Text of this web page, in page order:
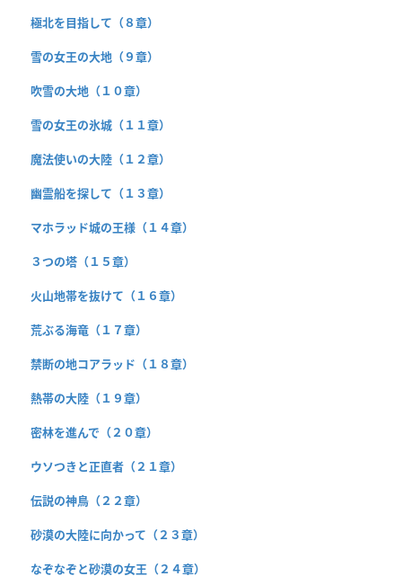
極北を目指して（８章）
雪の女王の大地（９章）
吹雪の大地（１０章）
雪の女王の氷城（１１章）
魔法使いの大陸（１２章）
幽霊船を探して（１３章）
マホラッド城の王様（１４章）
３つの塔（１５章）
火山地帯を抜けて（１６章）
荒ぶる海竜（１７章）
禁断の地コアラッド（１８章）
熱帯の大陸（１９章）
密林を進んで（２０章）
ウソつきと正直者（２１章）
伝説の神鳥（２２章）
砂漠の大陸に向かって（２３章）
なぞなぞと砂漠の女王（２４章）